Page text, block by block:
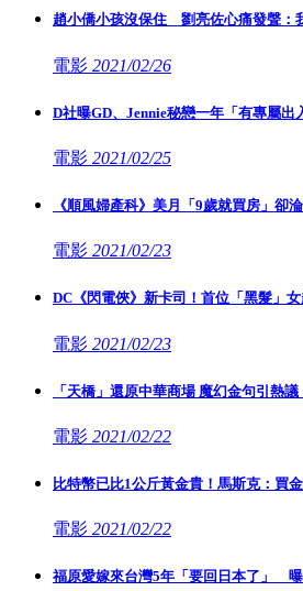
趙小僑小孩沒保住 劉亮佐心痛發聲：
電影 2021/02/26
D社曝GD、Jennie秘戀一年「有專屬
電影 2021/02/25
《順風婦產科》美月「9歲就買房」卻
電影 2021/02/23
DC《閃電俠》新卡司！首位「黑髮」
電影 2021/02/23
「天橋」還原中華商場 魔幻金句引熱
電影 2021/02/22
比特幣已比1公斤黃金貴！馬斯克：買
電影 2021/02/22
福原愛嫁來台灣5年「要回日本了」